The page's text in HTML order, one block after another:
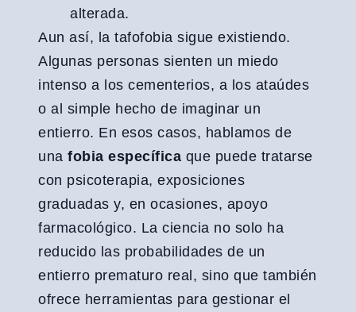
alterada.
Aun así, la tafofobia sigue existiendo.
Algunas personas sienten un miedo
intenso a los cementerios, a los ataúdes
o al simple hecho de imaginar un
entierro. En esos casos, hablamos de
una fobia específica que puede tratarse
con psicoterapia, exposiciones
graduadas y, en ocasiones, apoyo
farmacológico. La ciencia no solo ha
reducido las probabilidades de un
entierro prematuro real, sino que también
ofrece herramientas para gestionar el